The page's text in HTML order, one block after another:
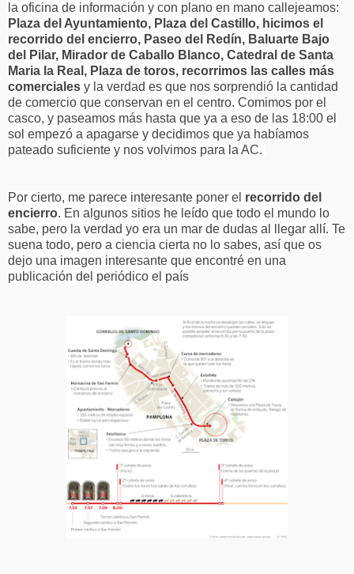
la oficina de información y con plano en mano callejeamos:
Plaza del Ayuntamiento, Plaza del Castillo, hicimos el
recorrido del encierro, Paseo del Redín, Baluarte Bajo
del Pilar, Mirador de Caballo Blanco, Catedral de Santa
Maria la Real, Plaza de toros, recorrimos las calles más
comerciales y la verdad es que nos sorprendió la cantidad
de comercio que conservan en el centro. Comimos por el
casco, y paseamos más hasta que ya a eso de las 18:00 el
sol empezó a apagarse y decidimos que ya habíamos
pateado suficiente y nos volvimos para la AC.
Por cierto, me parece interesante poner el recorrido del
encierro. En algunos sitios he leído que todo el mundo lo
sabe, pero la verdad yo era un mar de dudas al llegar allí. Te
suena todo, pero a ciencia cierta no lo sabes, así que os
dejo una imagen interesante que encontré en una
publicación del periódico el país